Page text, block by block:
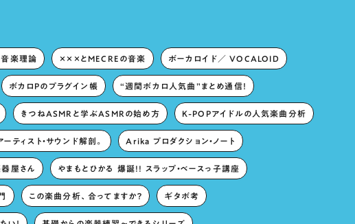
楽理論 ×××とMECREの音楽 ボーカロイド／ VOCALOID
ボカロPのプラグイン帳 “週間ボカロ人気曲”まとめ通信！
きつねASMRと学ぶASMRの始め方 K-POPアイドルの人気楽曲分析
ティスト・サウンド解剖。 Arika プロダクション・ノート
屋さん やまもとひかる 爆誕!! スラップ・ベースっ子講座
この楽曲分析、合ってますか？ ギタボ考